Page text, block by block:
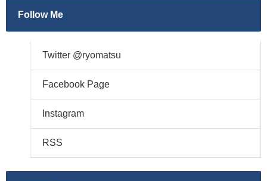
Follow Me
Twitter @ryomatsu
Facebook Page
Instagram
RSS